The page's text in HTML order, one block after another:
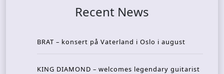
Recent News
BRAT – konsert på Vaterland i Oslo i august
KING DIAMOND – welcomes legendary guitarist